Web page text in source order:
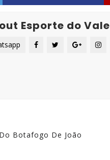
Esporte do Vale
Botafogo De João